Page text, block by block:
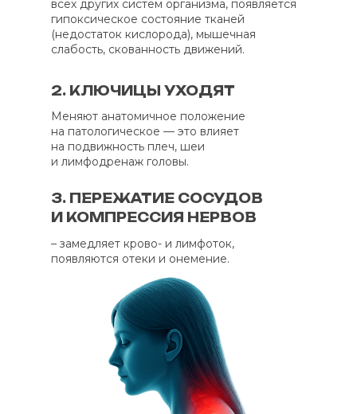
– замедляет крово- и лимфоток,
появляются отеки и онемение.
3. ПЕРЕЖАТИЕ СОСУДОВ
И КОМПРЕССИЯ НЕРВОВ
Меняют анатомичное положение
на патологическое — это влияет
на подвижность плеч, шеи
и лимфодренаж головы.
2. КЛЮЧИЦЫ УХОДЯТ
всех других систем организма, появляется
гипоксическое состояние тканей
(недостаток кислорода), мышечная
слабость, скованность движений.